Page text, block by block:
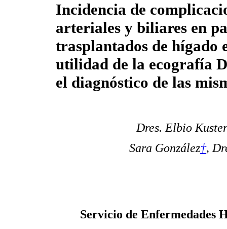
Incidencia de
arteriales y biliares en
trasplantados de hígado
utilidad de la ecografía
el diagnóstico de las
Dres. Elbio Kuster
Sara González†,
Servicio de Enfermedades